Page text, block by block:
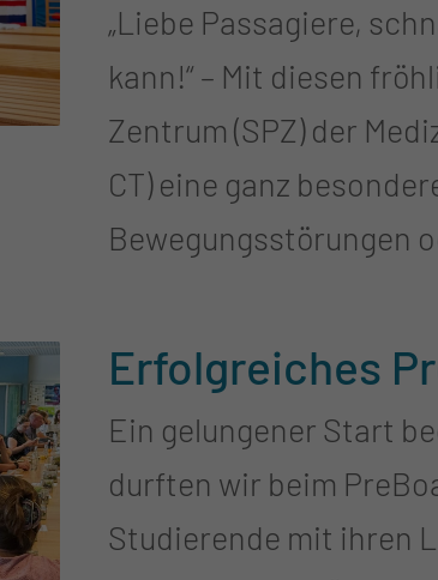
großzügige Spende
Gemeinschaftslabor. Ein herzlicher Dank gilt allen Spenderinnen und
Spendern, die mit ihrer
Die Spenden kommen
Clown-Sprechstunde,
„Liebe Passagiere,
kann!“ – Mit diesen
Zentrum (SPZ) der
CT) eine ganz besondere Reise. Sechs
Bewegungsstörungen
Wochen lang
2011 sind die Petö-
Therapieangebots im
Georg Schwabe. Im Mittelpunkt steht die konduktive Förderung nach dem
ungarischen Neurologen András Pető. Das
Erfolgreiches
Ein gelungener Start
durften wir beim
Studierende mit ihren